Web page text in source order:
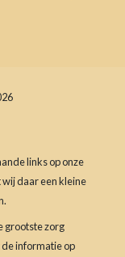
links op onze
daar een kleine
grootste zorg
informatie op